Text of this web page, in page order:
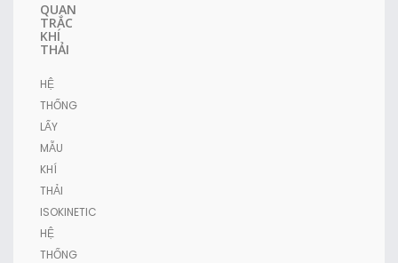
QUAN
TRẮC
KHÍ
THẢI
HỆ
THỐNG
LẤY
MẪU
KHÍ
THẢI
ISOKINETIC
HỆ
THỐNG